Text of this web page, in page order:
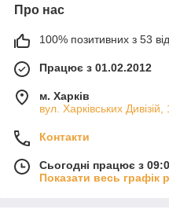
Про нас
100% позитивних з 53
Працює з 01.02.2012
м. Харків
вул. Харківських
Контакти
Сьогодні працює з
Показати весь графік